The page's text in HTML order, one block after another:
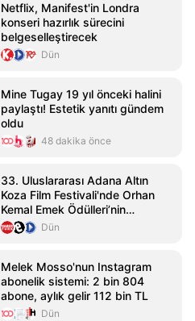
Netflix, Manifest'in Londra
konseri hazırlık sürecini
belgeselleştirecek
Dün
Mine Tugay 19 yıl önceki halini
paylaştı! Estetik yanıtı gündem
oldu
48 dakika önce
33. Uluslararası Adana Altın
Koza Film Festivali'nde Orhan
Kemal Emek Ödülleri’nin
Sahipleri Açıklandı
Dün
Melek Mosso'nun Instagram
abonelik sistemi: 2 bin 804
abone, aylık gelir 112 bin TL
Dün